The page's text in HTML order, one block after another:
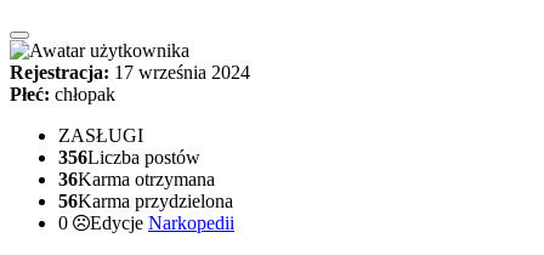
Rejestracja: 17 września 2024
Płeć: chłopak
ZASŁUGI
356Liczba postów
36Karma otrzymana
56Karma przydzielona
0
Edycje Narkopedii